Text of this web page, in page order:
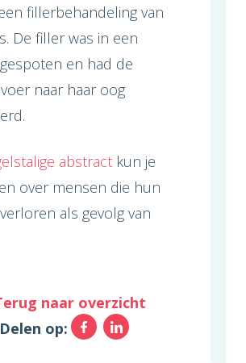
fillerbehandeling van
De filler was in een
en had de
naar haar oog
abstract kun je
over mensen die hun
als gevolg van
naar overzicht
Delen op:
Facebook
LinkedIn